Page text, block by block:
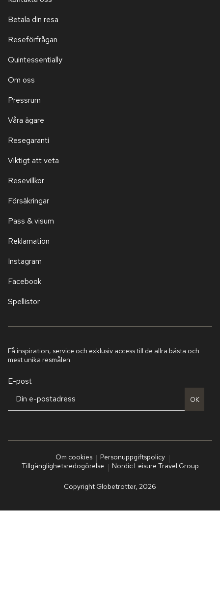
Betala din resa
Reseförfrågan
Quintessentially
Om oss
Pressrum
Våra ägare
Resegaranti
Viktigt att veta
Resevillkor
Försäkringar
Pass & visum
Reklamation
Instagram
Facebook
Spellistor
Få inspiration, service och exklusiv access till de allra bästa och
mest unika resmålen.
E-post
OK
Om cookies
Personuppgiftspolicy
Tillgänglighetsredogörelse
Nordic Leisure Travel Group
Copyright Globetrotter, 2026